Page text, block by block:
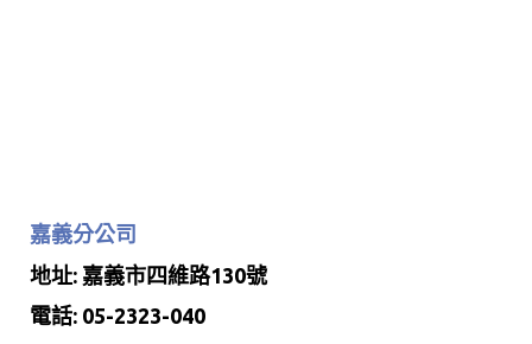
嘉義分公司
地址: 嘉義市四維路130號
電話: 05-2323-040